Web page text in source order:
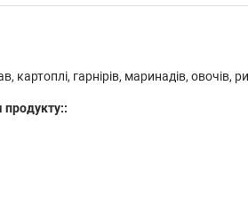
картоплі, гарнірів, маринадів, овочів,
продукту::